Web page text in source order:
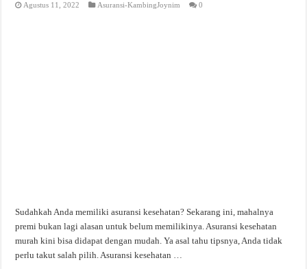
Agustus 11, 2022 Asuransi-KambingJoynim 0
Sudahkah Anda memiliki asuransi kesehatan? Sekarang ini, mahalnya
premi bukan lagi alasan untuk belum memilikinya. Asuransi kesehatan
murah kini bisa didapat dengan mudah. Ya asal tahu tipsnya, Anda tidak
perlu takut salah pilih. Asuransi kesehatan …